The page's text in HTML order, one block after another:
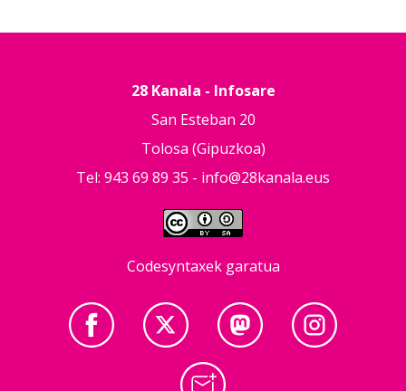
28 Kanala - Infosare
San Esteban 20
Tolosa (Gipuzkoa)
Tel: 943 69 89 35 - info@28kanala.eus
Codesyntaxek garatua